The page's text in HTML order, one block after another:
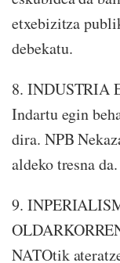
etxebizitza
debekatu.
8. INDUSTRIA
Indartu egin
dira. NPB
aldeko tresna
9.
NATOtik